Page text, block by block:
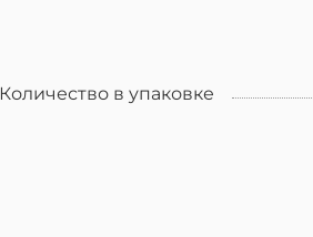
Количество в упаковке